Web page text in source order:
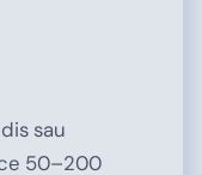
sau
50–200